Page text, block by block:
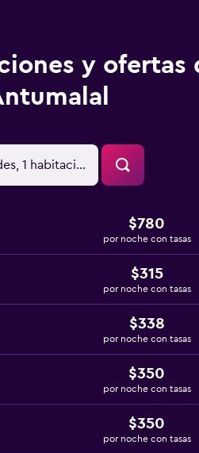
y ofertas
1 habitación
$780
por noche con tasas
$315
por noche con tasas
$338
por noche con tasas
$350
por noche con tasas
$350
por noche con tasas